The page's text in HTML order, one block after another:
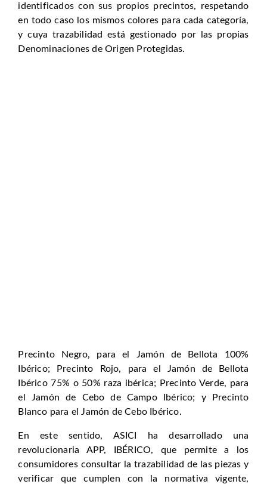
identificados con sus propios precintos, respetando
en todo caso los mismos colores para cada categoría,
y cuya trazabilidad está gestionado por las propias
Denominaciones de Origen Protegidas.
Precinto Negro, para el Jamón de Bellota 100%
Ibérico; Precinto Rojo, para el Jamón de Bellota
Ibérico 75% o 50% raza ibérica; Precinto Verde, para
el Jamón de Cebo de Campo Ibérico; y Precinto
Blanco para el Jamón de Cebo Ibérico.
En este sentido, ASICI ha desarrollado una
revolucionaria APP, IBÉRICO, que permite a los
consumidores consultar la trazabilidad de las piezas y
verificar que cumplen con la normativa vigente,